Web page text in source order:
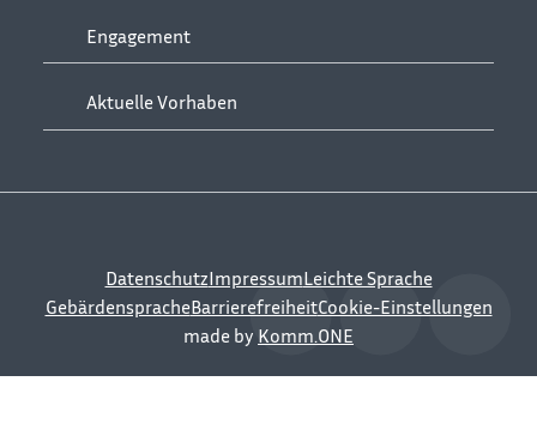
Engagement
Aktuelle Vorhaben
DatenschutzImpressumLeichte Sprache
GebärdenspracheBarrierefreiheitCookie-Einstellungen
made by Komm.ONE